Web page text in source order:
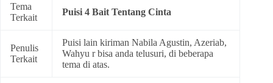
Tema
Terkait
Puisi 4 Bait Tentang Cinta
Penulis
Terkait
Puisi lain kiriman Nabila Agustin, Azeriab,
Wahyu r bisa anda telusuri, di beberapa
tema di atas.